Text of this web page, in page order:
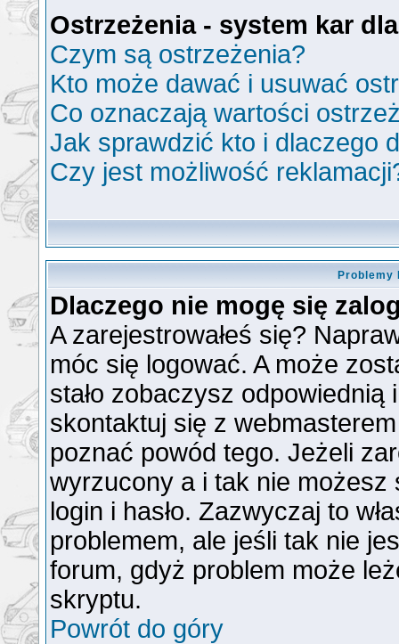
Ostrzeżenia - system kar
Czym są ostrzeżenia?
Kto może dawać i usuwać
Co oznaczają wartości
Jak sprawdzić kto i dlaczego
Czy jest możliwość
Problemy
Dlaczego nie mogę się
A zarejestrowałeś się?
móc się logować. A może
stało zobaczysz
skontaktuj się z
poznać powód tego. Jeżeli
wyrzucony a i tak nie
login i hasło. Zazwyczaj to
problemem, ale jeśli tak nie
forum, gdyż problem może
skryptu.
Powrót do góry